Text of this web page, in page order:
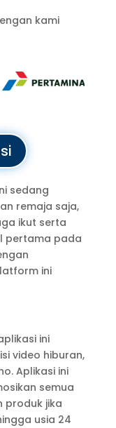
kami
sedang
remaja saja,
ikut serta
pertama pada
ini
ini
video hiburan,
Aplikasi ini
semua
produk jika
usia 24